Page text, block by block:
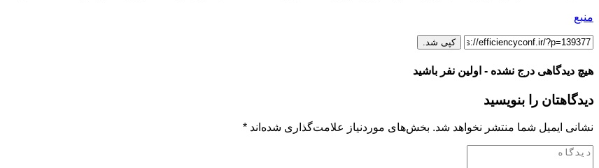
منبع
کپی شد.
هیچ دیدگاهی درج نشده - اولین نفر باشید
دیدگاهتان را بنویسید
نشانی ایمیل شما منتشر نخواهد شد. بخش‌های موردنیاز علامت‌گذاری شده‌اند *